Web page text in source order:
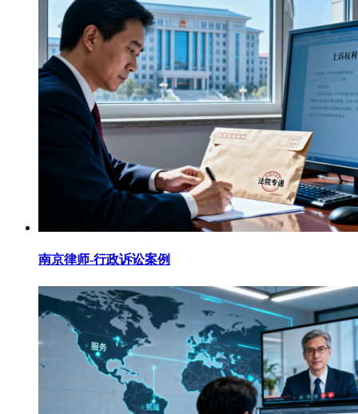
南京律师-行政诉讼案例